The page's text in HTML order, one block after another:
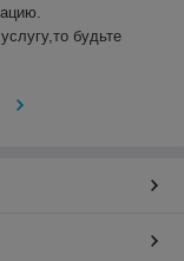
будьте